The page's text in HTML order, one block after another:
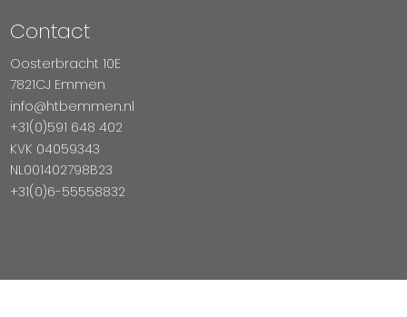
Contact
Oosterbracht 10E
7821CJ Emmen
info@htbemmen.nl
+31(0)591 648 402
KVK 04059343
NL001402798B23
+31(0)6-55558832